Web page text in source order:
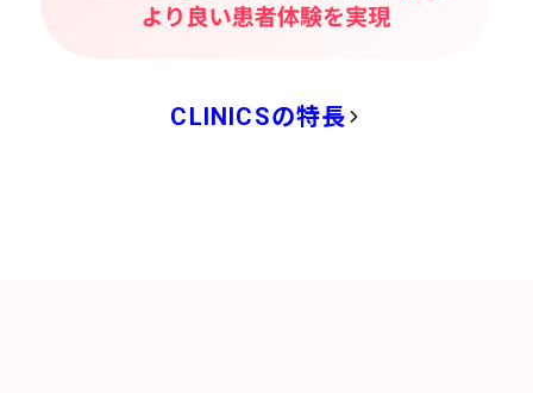
CLINICSの特長